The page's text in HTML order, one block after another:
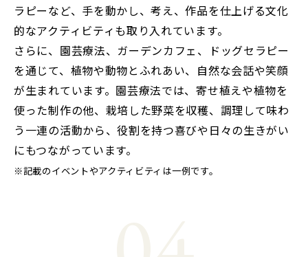
ラピーなど、手を動かし、考え、作品を仕上げる文化
的なアクティビティも取り入れています。
さらに、園芸療法、ガーデンカフェ、ドッグセラピー
を通じて、植物や動物とふれあい、自然な会話や笑顔
が生まれています。園芸療法では、寄せ植えや植物を
使った制作の他、栽培した野菜を収穫、調理して味わ
う一連の活動から、役割を持つ喜びや日々の生きがい
にもつながっています。
※記載のイベントやアクティビティは一例です。